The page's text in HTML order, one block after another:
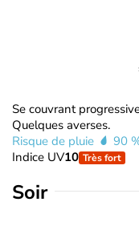
Se couvrant
Quelques averses.
Risque de pluie
90
Indice UV10 Très fort
Soir